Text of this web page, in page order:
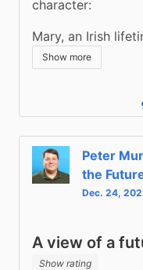
character:
Mary, an Irish
Show more
Peter
the
Dec. 24,
A view of a
Show rating